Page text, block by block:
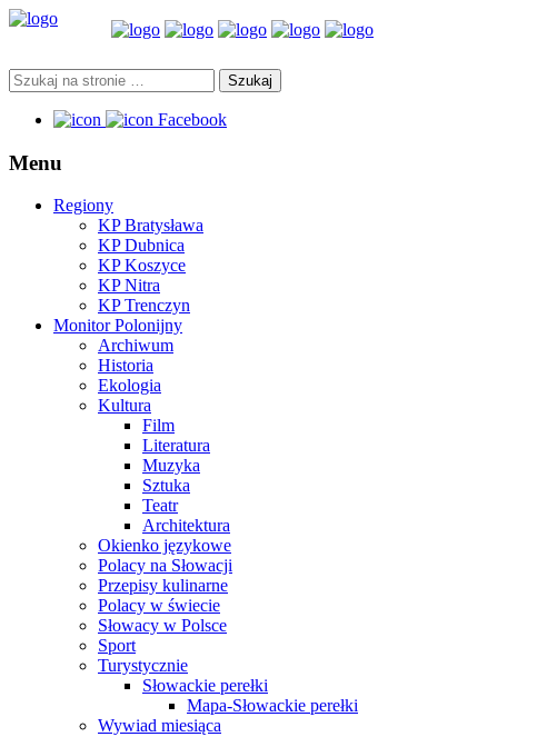
Facebook
Menu
Regiony
KP Bratysława
KP Dubnica
KP Koszyce
KP Nitra
KP Trenczyn
Monitor Polonijny
Archiwum
Historia
Ekologia
Kultura
Film
Literatura
Muzyka
Sztuka
Teatr
Architektura
Okienko językowe
Polacy na Słowacji
Przepisy kulinarne
Polacy w świecie
Słowacy w Polsce
Sport
Turystycznie
Słowackie perełki
Mapa-Słowackie perełki
Wywiad miesiąca